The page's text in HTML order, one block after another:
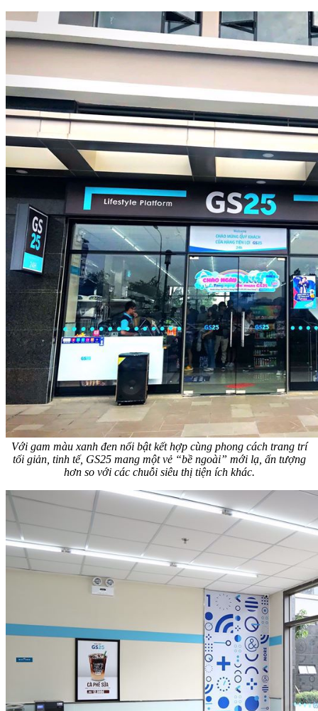
Với gam màu xanh đen nổi bật kết hợp cùng phong cách trang trí
tối giản, tinh tế, GS25 mang một vẻ “bề ngoài” mới lạ, ấn tượng
hơn so với các chuỗi siêu thị tiện ích khác.